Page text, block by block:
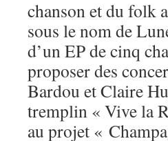
chanson et du folk
sous le nom de
d’un EP de cinq
proposer des
Bardou et Claire
tremplin « Vive la
au projet «